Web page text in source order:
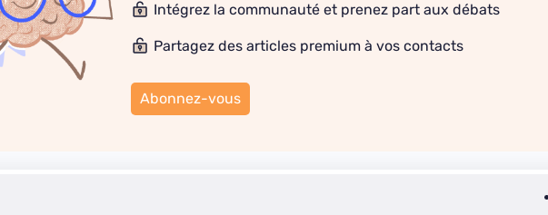
Intégrez la communauté et prenez part aux débats
Partagez des articles premium à vos contacts
Abonnez-vous